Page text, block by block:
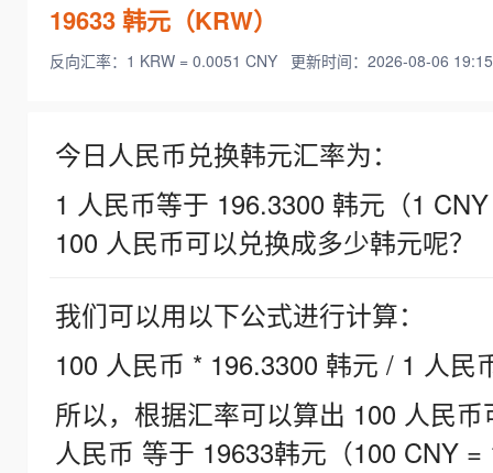
19633韩元（KRW）
反向汇率：1 KRW = 0.0051 CNY 更新时间：2026-08-06
今日人民币兑换韩元汇率为：
1 人民币等于 196.3300 韩元（1
100 人民币可以兑换成多少韩元呢？
我们可以用以下公式进行计算：
100 人民币 * 196.3300 韩元 / 1 人民
所以，根据汇率可以算出 100 人民
人民币 等于 19633韩元（100 CNY =